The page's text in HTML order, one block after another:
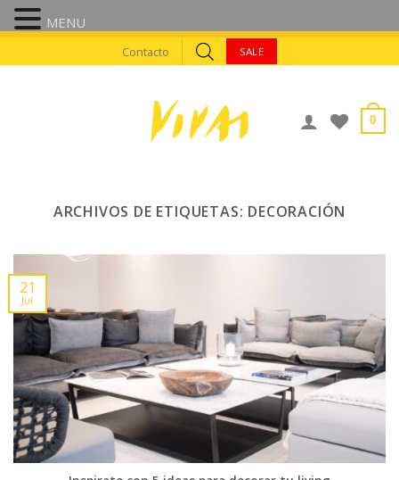
to
Contacto SALE
0
ARCHIVOS DE ETIQUETAS: DECORACIÓN
21
Jul
MENU